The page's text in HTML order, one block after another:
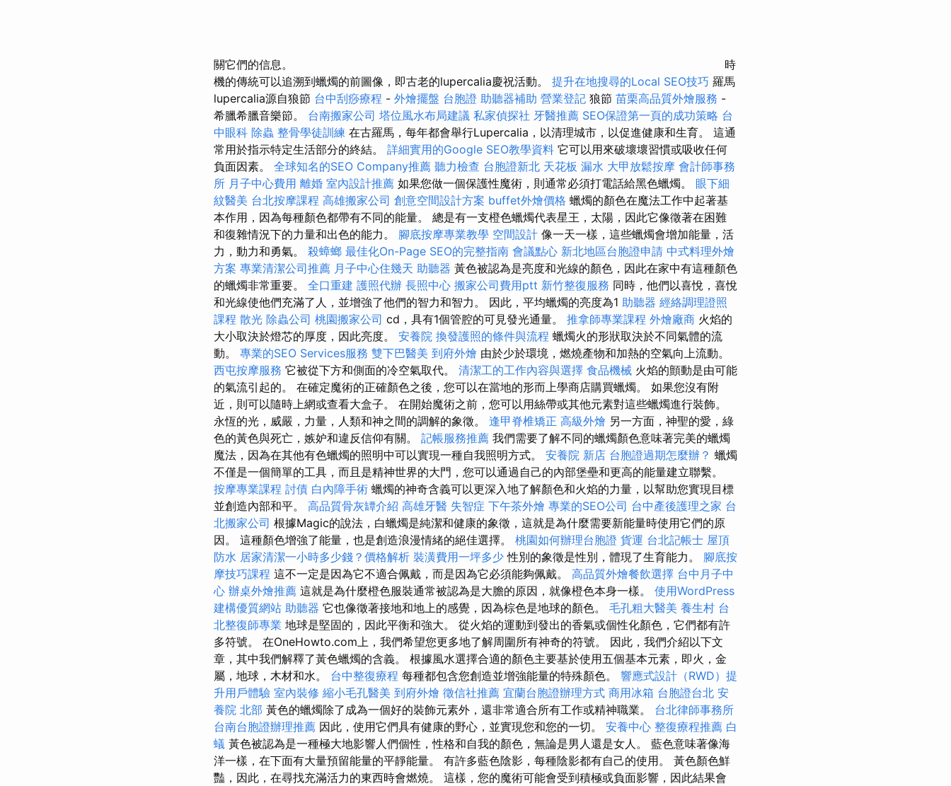
關它們的信息。
時
機的傳統可以追溯到蠟燭的前圖像，即古老的lupercalia慶祝活動。 提升在地搜尋的Local SEO技巧 羅馬
lupercalia源自狼節 台中刮痧療程 - 外燴擺盤 台胞證 助聽器補助 營業登記 狼節 苗栗高品質外燴服務 -
希臘希臘音樂節。 台南搬家公司 塔位風水布局建議 私家偵探社 牙醫推薦 SEO保證第一頁的成功策略 台
中眼科 除蟲 整骨學徒訓練 在古羅馬，每年都會舉行Lupercalia，以清理城市，以促進健康和生育。 這通
常用於指示特定生活部分的終結。 詳細實用的Google SEO教學資料 它可以用來破壞壞習慣或吸收任何
負面因素。 全球知名的SEO Company推薦 聽力檢查 台胞證新北 天花板 漏水 大甲放鬆按摩 會計師事務
所 月子中心費用 離婚 室內設計推薦 如果您做一個保護性魔術，則通常必須打電話給黑色蠟燭。 眼下細
紋醫美 台北按摩課程 高雄搬家公司 創意空間設計方案 buffet外燴價格 蠟燭的顏色在魔法工作中起著基
本作用，因為每種顏色都帶有不同的能量。 總是有一支橙色蠟燭代表星王，太陽，因此它像徵著在困難
和復雜情況下的力量和出色的能力。 腳底按摩專業教學 空間設計 像一天一樣，這些蠟燭會增加能量，活
力，動力和勇氣。 殺蟑螂 最佳化On-Page SEO的完整指南 會議點心 新北地區台胞證申請 中式料理外燴
方案 專業清潔公司推薦 月子中心住幾天 助聽器 黃色被認為是亮度和光線的顏色，因此在家中有這種顏色
的蠟燭非常重要。 全口重建 護照代辦 長照中心 搬家公司費用ptt 新竹整復服務 同時，他們以喜悅，喜悅
和光線使他們充滿了人，並增強了他們的智力和智力。 因此，平均蠟燭的亮度為1 助聽器 經絡調理證照
課程 散光 除蟲公司 桃園搬家公司 cd，具有1個管腔的可見發光通量。 推拿師專業課程 外燴廠商 火焰的
大小取決於燈芯的厚度，因此亮度。 安養院 換發護照的條件與流程 蠟燭火的形狀取決於不同氣體的流
動。 專業的SEO Services服務 雙下巴醫美 到府外燴 由於少於環境，燃燒產物和加熱的空氣向上流動。
西屯按摩服務 它被從下方和側面的冷空氣取代。 清潔工的工作內容與選擇 食品機械 火焰的顫動是由可能
的氣流引起的。 在確定魔術的正確顏色之後，您可以在當地的形而上學商店購買蠟燭。 如果您沒有附
近，則可以隨時上網或查看大盒子。 在開始魔術之前，您可以用絲帶或其他元素對這些蠟燭進行裝飾。
永恆的光，威嚴，力量，人類和神之間的調解的象徵。 逢甲脊椎矯正 高級外燴 另一方面，神聖的愛，綠
色的黃色與死亡，嫉妒和違反信仰有關。 記帳服務推薦 我們需要了解不同的蠟燭顏色意味著完美的蠟燭
魔法，因為在其他有色蠟燭的照明中可以實現一種自我照明方式。 安養院 新店 台胞證過期怎麼辦？ 蠟燭
不僅是一個簡單的工具，而且是精神世界的大門，您可以通過自己的內部堡壘和更高的能量建立聯繫。
按摩專業課程 討債 白內障手術 蠟燭的神奇含義可以更深入地了解顏色和火焰的力量，以幫助您實現目標
並創造內部和平。 高品質骨灰罈介紹 高雄牙醫 失智症 下午茶外燴 專業的SEO公司 台中產後護理之家 台
北搬家公司 根據Magic的說法，白蠟燭是純潔和健康的象徵，這就是為什麼需要新能量時使用它們的原
因。 這種顏色增強了能量，也是創造浪漫情緒的絕佳選擇。 桃園如何辦理台胞證 貨運 台北記帳士 屋頂
防水 居家清潔一小時多少錢？價格解析 裝潢費用一坪多少 性別的象徵是性別，體現了生育能力。 腳底按
摩技巧課程 這不一定是因為它不適合佩戴，而是因為它必須能夠佩戴。 高品質外燴餐飲選擇 台中月子中
心 辦桌外燴推薦 這就是為什麼橙色服裝通常被認為是大膽的原因，就像橙色本身一樣。 使用WordPress
建構優質網站 助聽器 它也像徵著接地和地上的感覺，因為棕色是地球的顏色。 毛孔粗大醫美 養生村 台
北整復師專業 地球是堅固的，因此平衡和強大。 從火焰的運動到發出的香氣或個性化顏色，它們都有許
多符號。 在OneHowto.com上，我們希望您更多地了解周圍所有神奇的符號。 因此，我們介紹以下文
章，其中我們解釋了黃色蠟燭的含義。 根據風水選擇合適的顏色主要基於使用五個基本元素，即火，金
屬，地球，木材和水。 台中整復療程 每種都包含您創造並增強能量的特殊顏色。 響應式設計（RWD）提
升用戶體驗 室內裝修 縮小毛孔醫美 到府外燴 徵信社推薦 宜蘭台胞證辦理方式 商用冰箱 台胞證台北 安
養院 北部 黃色的蠟燭除了成為一個好的裝飾元素外，還非常適合所有工作或精神職業。 台北律師事務所
台南台胞證辦理推薦 因此，使用它們具有健康的野心，並實現您和您的一切。 安養中心 整復療程推薦 白
蟻 黃色被認為是一種極大地影響人們個性，性格和自我的顏色，無論是男人還是女人。 藍色意味著像海
洋一樣​​，在下面有大量預留能量的平靜能量。 有許多藍色陰影，每種陰影都有自己的使用。 黃色顏色鮮
豔，因此，在尋找充滿活力的東西時會燃燒。 這樣，您的魔術可能會受到積極或負面影響，因此結果會